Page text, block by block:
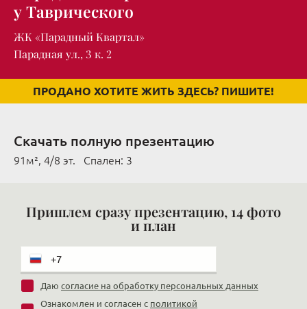
у Таврического
ЖК «Парадный Квартал»
Парадная ул., 3 к. 2
ПРОДАНО ХОТИТЕ ЖИТЬ ЗДЕСЬ? ПИШИТЕ!
Скачать полную презентацию
91м², 4/8 эт. Cпален: 3
Пришлем сразу презентацию, 14 фото
и план
Даю согласие на обработку персональных данных
Ознакомлен и согласен с политикой